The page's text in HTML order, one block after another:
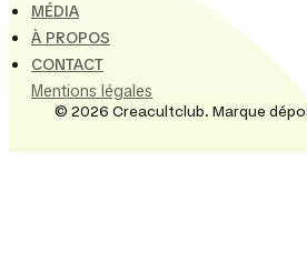
MÉDIA
À PROPOS
CONTACT
Mentions légales
© 2026 Creacultclub. Marque